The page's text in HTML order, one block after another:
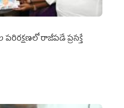
రాజీపడే ప్రసక్తే